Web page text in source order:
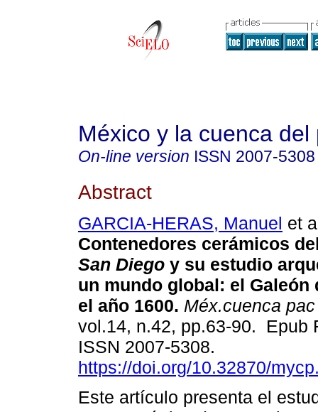
México y la cuenca del
On-line version ISSN 2007-5308
Abstract
GARCIA-HERAS, Manuel et
Contenedores cerámicos
San Diego y su estudio
un mundo global: el Galeón
el año 1600. Méx.cuenca pac
vol.14, n.42, pp.63-90. Epub
ISSN 2007-5308.
https://doi.org/10.32870/
Este artículo presenta el